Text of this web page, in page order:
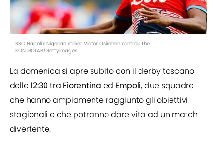
SSC Napoli's Nigerian striker Victor Osimhen controls the... |
KONTROLAB/GettyImages
La domenica si apre subito con il derby toscano
delle12:30 tra Fiorentina ed Empoli, due squadre
che hanno ampiamente raggiunto gli obiettivi
stagionali e che potranno dare vita ad un match
divertente.